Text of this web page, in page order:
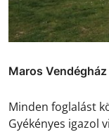
Maros
Minden foglalást
Gyékényes igazol